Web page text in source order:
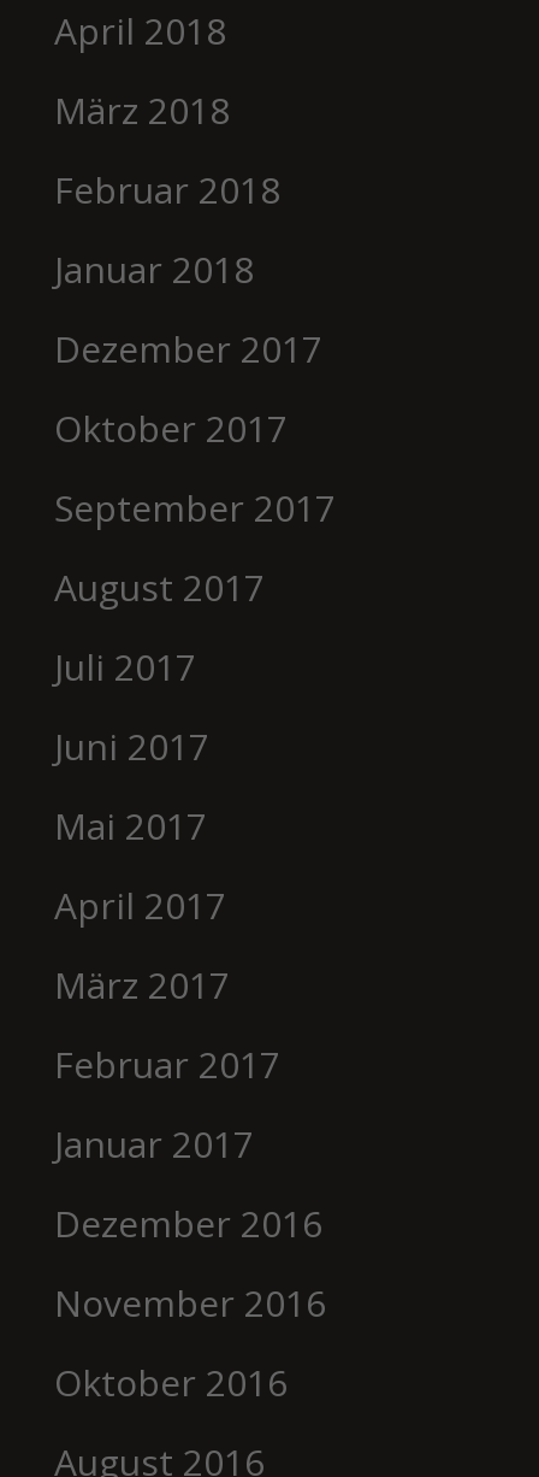
April 2018
März 2018
Februar 2018
Januar 2018
Dezember 2017
Oktober 2017
September 2017
August 2017
Juli 2017
Juni 2017
Mai 2017
April 2017
März 2017
Februar 2017
Januar 2017
Dezember 2016
November 2016
Oktober 2016
August 2016